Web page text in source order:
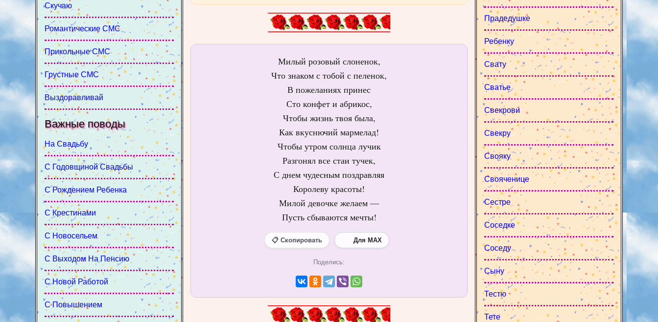
Милый розовый слоненок,
Что знаком с тобой с пеленок,
В пожеланиях принес
Сто конфет и абрикос,
Чтобы жизнь твоя была,
Как вкуснючий мармелад!
Чтобы утром солнца лучик
Разгонял все стаи тучек,
С днем чудесным поздравляя
Королеву красоты!
Милой девочке желаем —
Пусть сбываются мечты!
📋 Скопировать Для MAX
Поделись:
Прадедушке
Ребенку
Свату
Сватье
Свекрови
Свекру
Свояку
Свояченице
Сестре
Соседке
Соседу
Сыну
Тестю
Тете
Скучаю
Романтические СМС
Прикольные СМС
Грустные СМС
Выздоравливай
Важные поводы
На Свадьбу
С Годовщиной Свадьбы
С Рождением Ребенка
С Крестинами
С Новосельем
С Выходом На Пенсию
С Новой Работой
С Повышением